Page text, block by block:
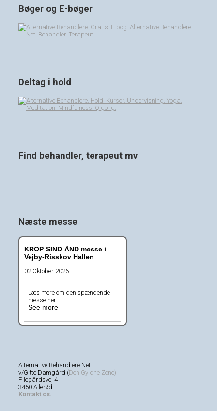
Bøger og E-bøger
Deltag i hold
Find behandler, terapeut mv
Næste messe
KROP-SIND-ÅND messe i
Vejby-Risskov Hallen
02 Oktober 2026
Læs mere om den spændende
messe her.
See more
Alternative Behandlere Net
v/Gitte Damgård (Den Gyldne Zone)
Pilegårdsvej 4
3450 Allerød
Kontakt os.